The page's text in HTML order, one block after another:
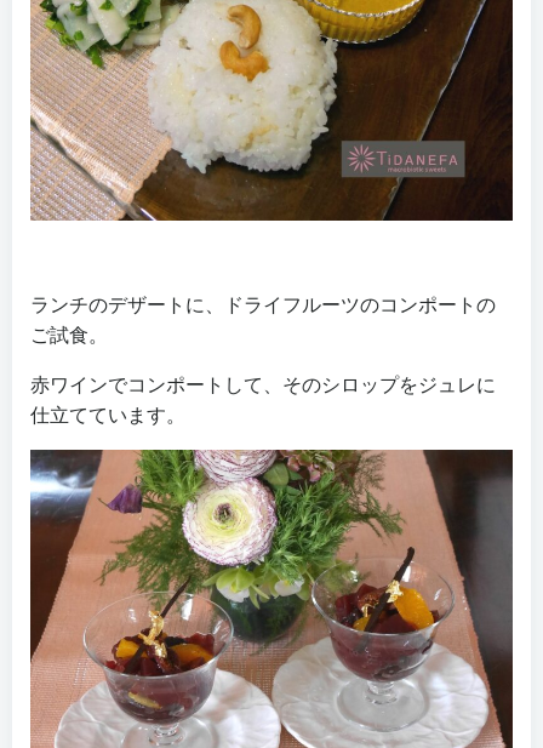
ランチのデザートに、ドライフルーツのコンポートの
ご試食。
赤ワインでコンポートして、そのシロップをジュレに
仕立てています。